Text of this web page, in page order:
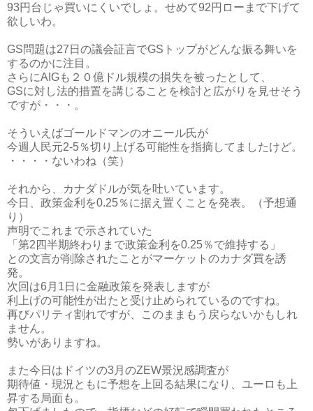
93円台じゃ買いにくいでしょ。せめて92円ローまで下げて
欲しいわ。
GS問題は27日の議会証言でGSトップがどんな振る舞いを
するのかに注目。
さらにAIGも２０億ドル規模の損失を被ったとして、
GSに対し法的措置を講じることを検討と広がりを見せそう
ですが・・・。
そういえばゴールドマンのオニール氏が
今週人民元2-5％切り上げる可能性を指摘してましたけど。
・・・・ないわね（笑）
それから、カナダドルが気を吐いています。
今日、政策金利を0.25％に据え置くことを発表。（予想通
り）
声明でこれまで示されていた
「第2四半期終わりまで政策金利を0.25％で維持する」
との文言が削除されたことがマーケットのカナダ買を誘
発。
次回は6月1日に金融政策を発表しますが
利上げの可能性が出たと受け止められているのですね。
再びパリティ割れですが、このままもう戻らないかもしれ
ません。
勢いがありますね。
また今日はドイツの3月のZEW景況感調査が
期待値・現況ともに予想を上回る結果になり、ユーロも上
昇する局面も。